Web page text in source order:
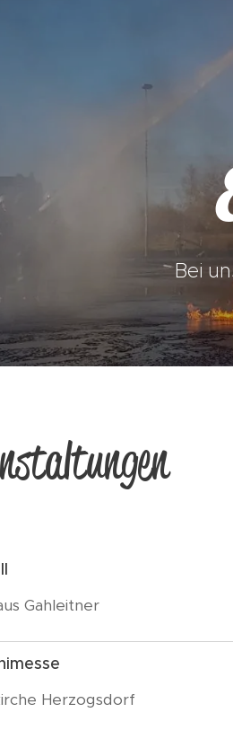
Bei
Gahleitner
Herzogsdorf